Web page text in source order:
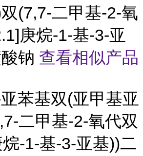
(7,7-二甲基-2-氧
庚烷-1-基-3-亚
钠 查看相似产品
苯基双(亚甲基亚
二甲基-2-氧代双
-1-基-3-亚基))二